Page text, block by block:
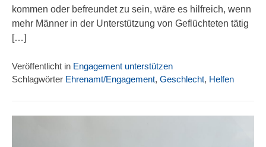
kommen oder befreundet zu sein, wäre es hilfreich, wenn
mehr Männer in der Unterstützung von Geflüchteten tätig
[…]
Veröffentlicht in Engagement unterstützen
Schlagwörter Ehrenamt/Engagement, Geschlecht, Helfen